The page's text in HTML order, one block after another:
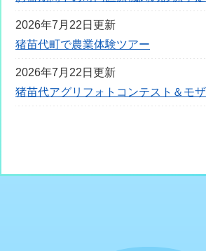
2026年7月22日更新
猪苗代町で農業体験ツアー
2026年7月22日更新
猪苗代アグリフォトコンテスト＆モ